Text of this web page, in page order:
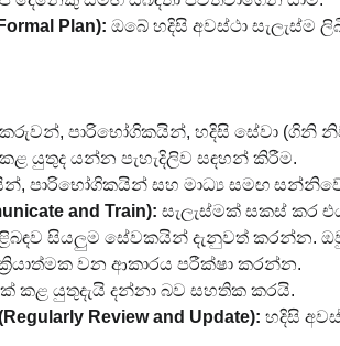
Plan): ඔබේ හදිසි අවස්ථා
පාරිභෝගිකයින්, හදිසි සේවා (ගිනි
යුතුද යන්න පැහැදිලිව සඳහන් කිරීම.
පාරිභෝගිකයින් සහ මාධ්‍ය සමඟ
and Train): සැලැස්මක් සකස් කර
සියලුම සේවකයින් දැනුවත් කරන්න.
වන ආකාරය පරීක්ෂා කරන්න.
කළ යුතුදැයි දන්නා බව සහතික කරයි.
Review and Update): හදිසි